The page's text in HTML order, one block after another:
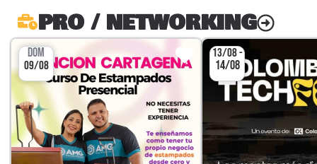
PRO / NETWORKING
DOM
09/08
13/08 -
14/08